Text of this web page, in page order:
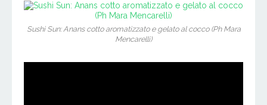
Sushi Sun: Anans cotto aromatizzato e gelato al cocco (Ph Mara
Mencarelli)